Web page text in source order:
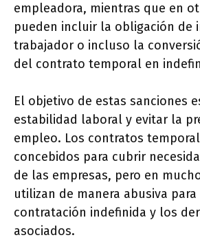
empleadora, mientras que en
pueden incluir la obligación de
trabajador o incluso la
del contrato temporal en
El objetivo de estas sanciones
estabilidad laboral y evitar la
empleo. Los contratos
concebidos para cubrir
de las empresas, pero en
utilizan de manera abusiva
contratación indefinida y los
asociados.